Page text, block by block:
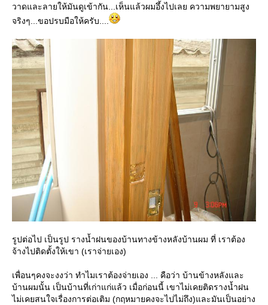
วาดและลายให้มันดูเข้ากัน...เห็นแล้วผมอึ้งไปเลย ความพยายามสูง
จริงๆ...ขอปรบมือให้ครับ....
รูปต่อไป เป็นรูป รางน้ำฝนของบ้านทางข้างหลังบ้านผม ที่ เราต้อง
จ้างไปติดตั้งให้เขา (เราจ่ายเอง)
เพื่อนๆคงจะงงว่า ทำไมเราต้องจ่ายเอง ... คือว่า บ้านข้างหลังและ
บ้านผมนั้น เป็นบ้านที่เก่าแก่แล้ว เมื่อก่อนนี้ เขาไม่เคยติดรางน้ำฝน
ไม่เคยสนใจเรื่องการต่อเติม (กฤหมายคงจะไปไม่ถึง)และมันเป็นอย่าง